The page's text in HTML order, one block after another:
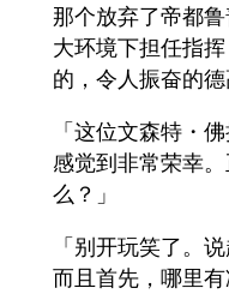
那个放弃了帝都
大环境下担任指
的，令人振奋的
「这位文森特・
感觉到非常荣幸
么？」
「别开玩笑了。
而且首先，哪里有